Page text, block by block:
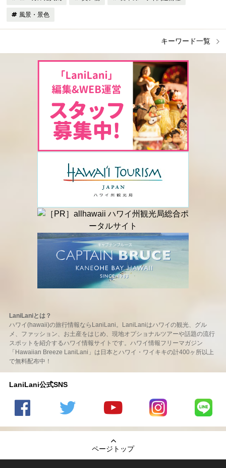
風景・景色
キーワード一覧
LaniLaniとは？
ハワイ(hawaii)の旅行情報ならLaniLani。LaniLaniはハワイの観光、グル
メ、ファッション、お土産をはじめ、現地オプショナルツアーや話題の流行
スポットを紹介するハワイ情報サイトです。ハワイ情報フリーマガジン
「Hawaiian Breeze LaniLani」は日本とハワイ・ワイキキの計400ヶ所以上
で無料配布中！
LaniLani公式SNS
の
のtwitter
の
Youtube
チャンネ
LaniLani
LaniLani
ページトップ